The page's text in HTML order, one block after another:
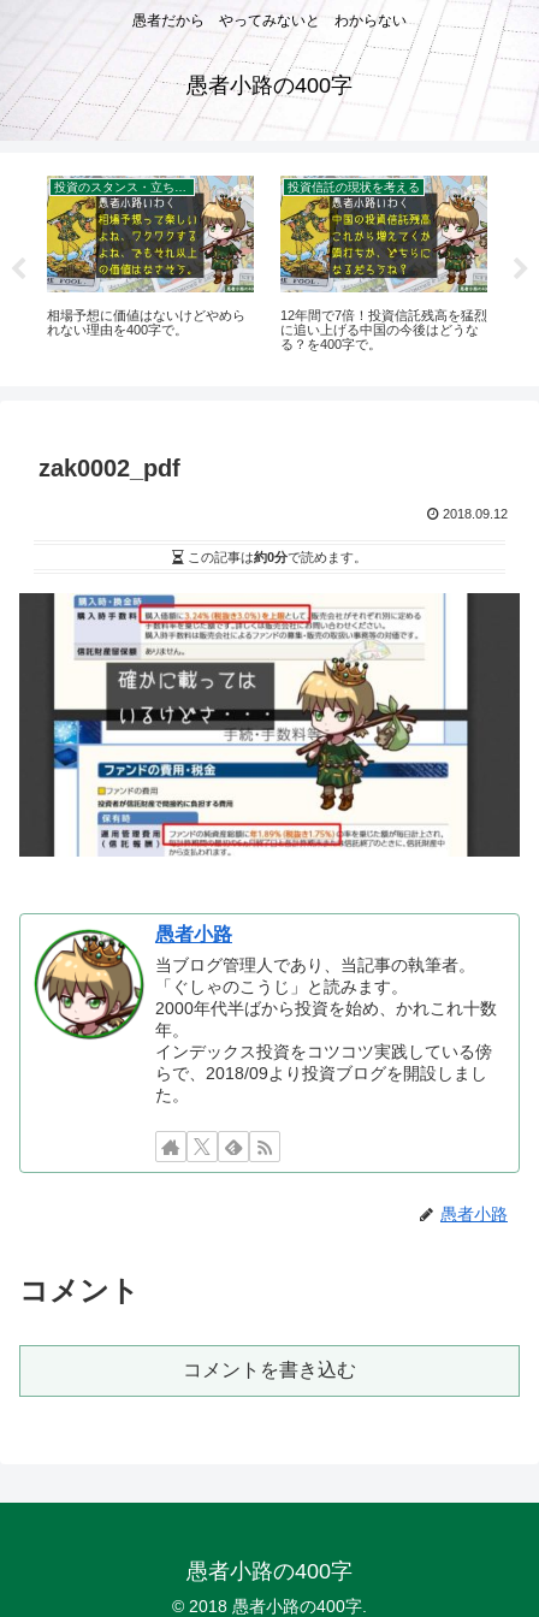
愚者だから やってみないと わからない
愚者小路の400字
相場予想に価値はないけどやめら
れない理由を400字で。
投資信託の現状を考える
12年間で7倍！投資信託残高を猛烈
に追い上げる中国の今後はどうな
る？を400字で。
zak0002_pdf
2018.09.12
この記事は約0分で読めます。
愚者小路
当ブログ管理人であり、当記事の執筆者。
「ぐしゃのこうじ」と読みます。
2000年代半ばから投資を始め、かれこれ十数
年。
インデックス投資をコツコツ実践している傍
らで、2018/09より投資ブログを開設しまし
た。
愚者小路
コメント
コメントを書き込む
愚者小路の400字
© 2018 愚者小路の400字.